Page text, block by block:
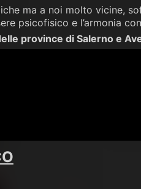
ma a noi molto vicine,
psicofisico e l’armonia
province di Salerno e